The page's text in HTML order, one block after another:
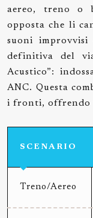
aereo, treno o
opposta che li
suoni
definitiva del
Acustico”:
ANC. Questa
i fronti, offrendo
SCENARIO
Treno/Aereo